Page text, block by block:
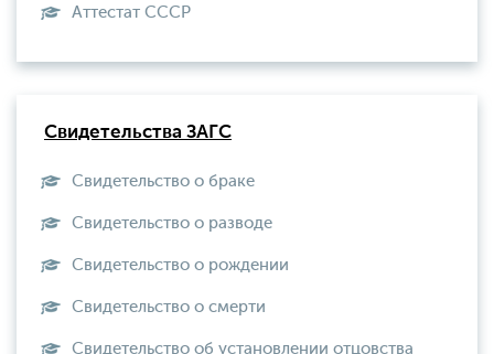
Aттестат СССР
Свидетельства ЗАГС
Свидетельство о браке
Свидетельство о разводе
Свидетельство о рождении
Свидетельство о смерти
Свидетельство об установлении отцовства